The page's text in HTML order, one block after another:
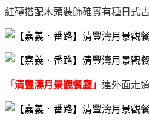
紅磚搭配木頭裝飾確實有種日式
「清豐濤月景觀餐廳」 連外面走